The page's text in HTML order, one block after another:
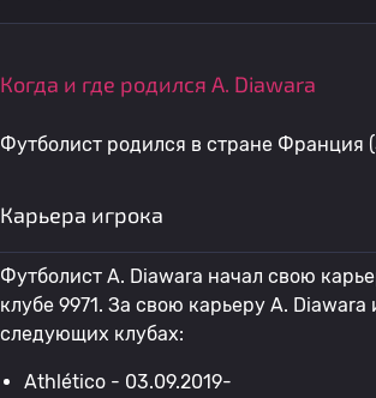
Когда и где родился A. Diawara
Футболист родился в стране Франция
Карьера игрока
Футболист A. Diawara начал свою
клубе 9971. За свою карьеру A. Diawara
следующих клубах:
Athlético - 03.09.2019-